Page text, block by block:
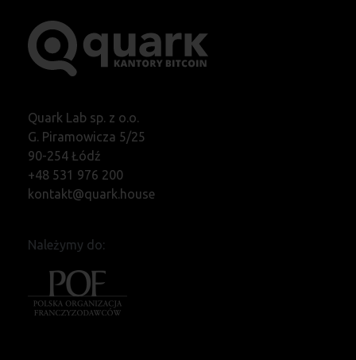
Quark Lab sp. z o.o.
G. Piramowicza 5/25
90-254 Łódź
+48 531 976 200
kontakt@quark.house
Należymy do: